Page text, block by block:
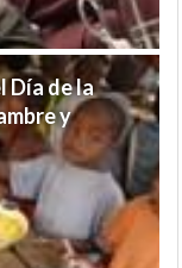
Día de la
y